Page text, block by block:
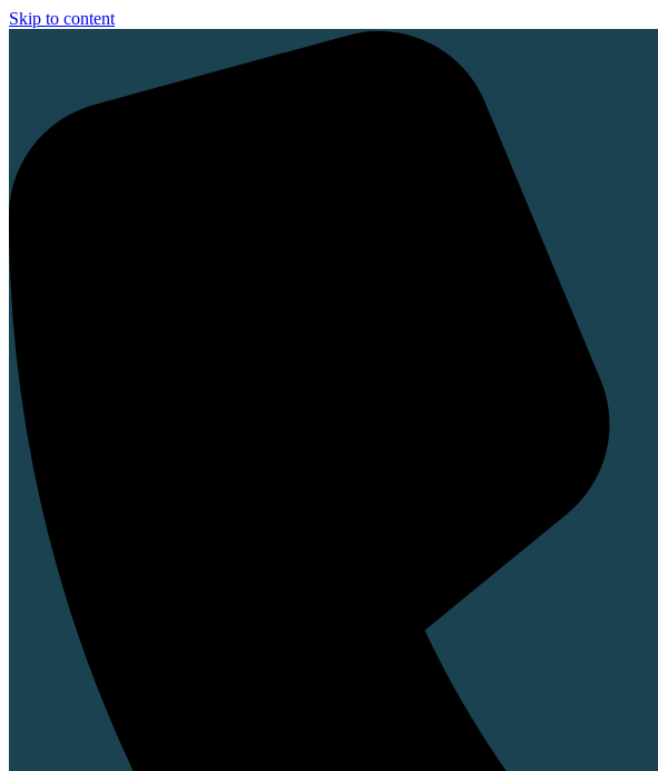
Skip to content